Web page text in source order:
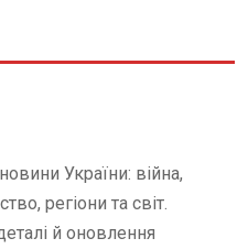
України: війна,
регіони та світ.
й оновлення